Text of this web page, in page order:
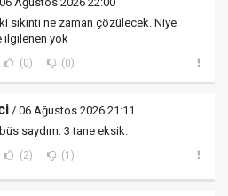
sıkıntı ne zaman çözülecek. Niye
ilgilenen yok
(0) (0)
/ 06 Ağustos 2026 21:11
saydım. 3 tane eksik.
(2) (1)